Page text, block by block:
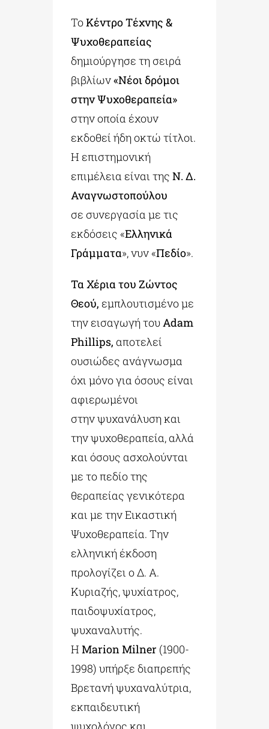
ΤοΚέντρο Τέχνης &
Ψυχοθεραπείας
δημιούργησε τη σειρά
βιβλίων«Νέοι δρόμοι
στην Ψυχοθεραπεία»
στην οποία έχουν
εκδοθεί ήδη οκτώ τίτλοι.
Η επιστημονική
επιμέλεια είναι τηςΝ. Δ.
Αναγνωστοπούλου
σε συνεργασία με τις
εκδόσεις «Ελληνικά
Γράμματα», νυν «Πεδίο».
Τα Χέρια του Ζώντος
Θεού, εμπλουτισμένο με
την εισαγωγή τουAdam
Phillips, αποτελεί
ουσιώδες ανάγνωσμα
όχι μόνο για όσους είναι
αφιερωμένοι
στην ψυχανάλυση και
την ψυχοθεραπεία, αλλά
και όσους ασχολούνται
με το πεδίο της
θεραπείας γενικότερα
και με την Εικαστική
Ψυχοθεραπεία. Την
ελληνική έκδοση
προλογίζει ο Δ. Α.
Κυριαζής, ψυχίατρος,
παιδοψυχίατρος,
ψυχαναλυτής.
ΗMarion Milner (1900-
1998) υπήρξε διαπρεπής
Βρετανή ψυχαναλύτρια,
εκπαιδευτική
ψυχολόγος και